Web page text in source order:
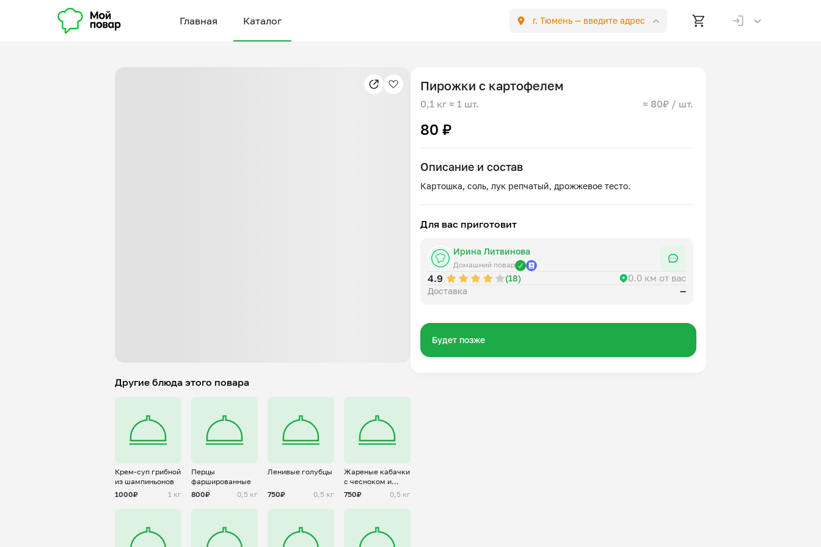
Главная Каталог г. Тюмень — введите адрес
Другие блюда этого повара
Крем-суп грибной
из шампиньонов
1000₽
1 кг
Перцы
фаршированные
800₽
0,5 кг
Ленивые голубцы
750₽ 0,5 кг
Жареные кабачки
с чесноком и
помидором
750₽ 0,5 кг
Пирожки с картофелем
0,1 кг ≈ 1 шт. ≈ 80₽ / шт.
80 ₽
Описание и состав
Для вас приготовит
Ирина Литвинова
Домашний повар
4.9 (18) 0.0 км от вас
Доставка —
Будет позже